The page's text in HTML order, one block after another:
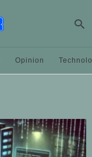
Opinion